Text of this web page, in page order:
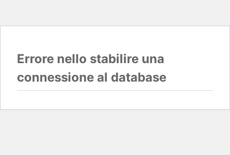
Errore nello stabilire una
connessione al database